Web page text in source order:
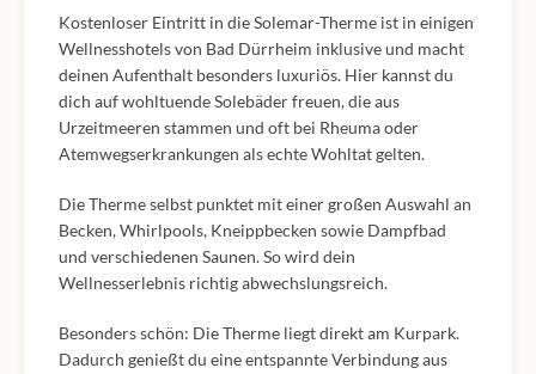
Kostenloser Eintritt in die Solemar-Therme ist in einigen
Wellnesshotels von Bad Dürrheim inklusive und macht
deinen Aufenthalt besonders luxuriös. Hier kannst du
dich auf wohltuende Solebäder freuen, die aus
Urzeitmeeren stammen und oft bei Rheuma oder
Atemwegserkrankungen als echte Wohltat gelten.
Die Therme selbst punktet mit einer großen Auswahl an
Becken, Whirlpools, Kneippbecken sowie Dampfbad
und verschiedenen Saunen. So wird dein
Wellnesserlebnis richtig abwechslungsreich.
Besonders schön: Die Therme liegt direkt am Kurpark.
Dadurch genießt du eine entspannte Verbindung aus